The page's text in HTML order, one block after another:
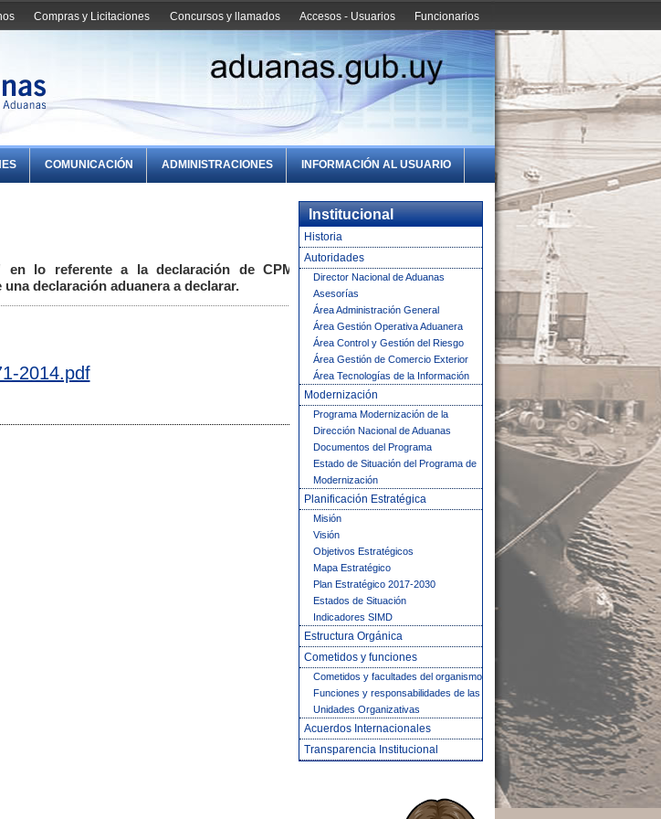
Funcionarios
Accesos - Usuarios
Concursos y llamados
Compras y Licitaciones
COMUNICACIÓN ADMINISTRACIONES INFORMACIÓN AL USUARIO
lo referente a la declaración de CPMS
declaración aduanera a declarar.
2014.pdf
Institucional
Historia
Autoridades
Director Nacional de Aduanas
Asesorías
Área Administración General
Área Gestión Operativa Aduanera
Área Control y Gestión del Riesgo
Área Gestión de Comercio Exterior
Área Tecnologías de la Información
Modernización
Programa Modernización de la
Dirección Nacional de Aduanas
Documentos del Programa
Estado de Situación del Programa de
Modernización
Planificación Estratégica
Misión
Visión
Objetivos Estratégicos
Mapa Estratégico
Plan Estratégico 2017-2030
Estados de Situación
Indicadores SIMD
Estructura Orgánica
Cometidos y funciones
Cometidos y facultades del organismo
Funciones y responsabilidades de las
Unidades Organizativas
Acuerdos Internacionales
Transparencia Institucional